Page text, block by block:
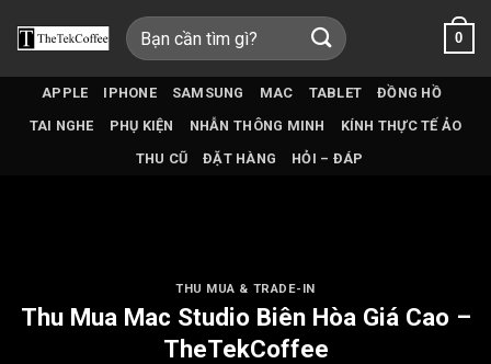
qua
Tìm
kiếm:
0
APPLE IPHONE SAMSUNG MAC TABLET
ĐỒNG HỒ
TAI NGHE
PHỤ KIỆN NHẪN THÔNG MINH
KÍNH THỰC TẾ ẢO
THU CŨ
ĐẶT HÀNG HỎI – ĐÁP
THU MUA & TRADE-IN
Thu Mua Mac Studio Biên Hòa Giá Cao –
TheTekCoffee